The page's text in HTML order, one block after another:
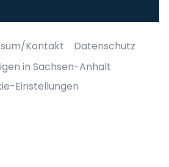
Kontakt
Datenschutz
in Sachsen-Anhalt
Einstellungen